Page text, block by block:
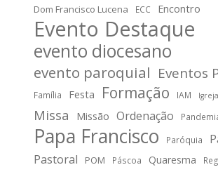
Dom Francisco Lucena
ECC Encontro
Evento Destaque
evento diocesano
evento paroquial Eventos
Família Festa Formação IAM Igreja
Missa Missão Ordenação
Papa Francisco Paróquia
Pastoral
POM Páscoa Quaresma